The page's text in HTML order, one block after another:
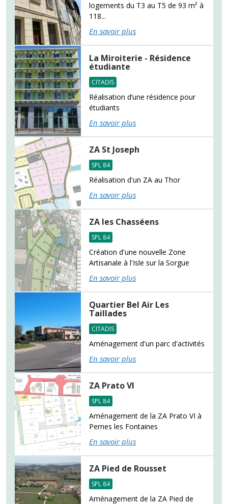
logements du T3 au T5 de 93 m² à
118...
En savoir plus
La Miroiterie - Résidence
étudiante
CITADIS
Réalisation d’une résidence pour
étudiants
En savoir plus
ZA St Joseph
SPL 84
Réalisation d'un ZA au Thor
En savoir plus
ZA les Chasséens
SPL 84
Création d'une nouvelle Zone
Artisanale à l'Isle sur la Sorgue
En savoir plus
Quartier Bel Air Les
Taillades
CITADIS
Aménagement d'un parc d'activités
En savoir plus
ZA Prato VI
SPL 84
Aménagement de la ZA Prato VI à
Pernes les Fontaines
En savoir plus
ZA Pied de Rousset
SPL 84
Aménagement de la ZA Pied de